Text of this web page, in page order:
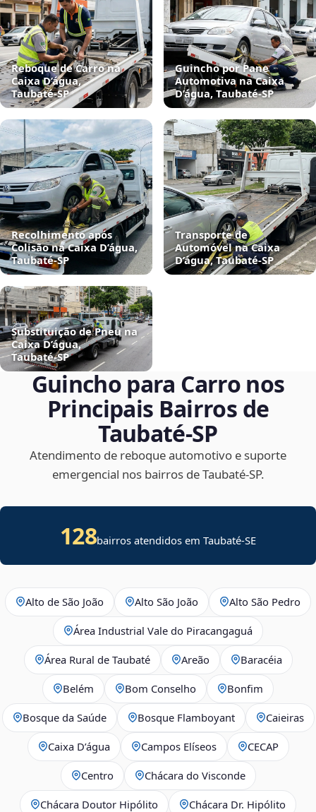
Reboque de Carro na
Caixa D’água,
Taubaté‑SP
Guincho por Pane
Automotiva na Caixa
D’água, Taubaté‑SP
Recolhimento após
Colisão na Caixa D’água,
Taubaté‑SP
Transporte de
Automóvel na Caixa
D’água, Taubaté‑SP
Substituição de Pneu na
Caixa D’água,
Taubaté‑SP
Guincho para Carro nos
Principais Bairros de
Taubaté‑SP
Atendimento de reboque automotivo e suporte
emergencial nos bairros de Taubaté‑SP.
128bairros atendidos emTaubaté-SE
Alto de São João Alto São João Alto São Pedro
Área Industrial Vale do Piracangaguá
Área Rural de Taubaté Areão Baracéia
Belém Bom Conselho Bonfim
Bosque da Saúde Bosque Flamboyant Caieiras
Caixa D’água Campos Elíseos CECAP
Centro Chácara do Visconde
Chácara Doutor Hipólito Chácara Dr. Hipólito